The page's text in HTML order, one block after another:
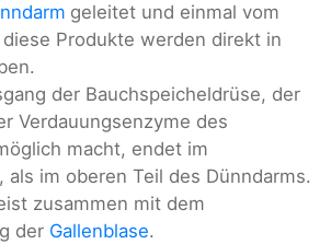
geleitet und einmal vom
diese Produkte werden direkt in
der Bauchspeicheldrüse, der
Verdauungsenzyme des
macht, endet im
, als im oberen Teil des Dünndarms.
zusammen mit dem
der Gallenblase.